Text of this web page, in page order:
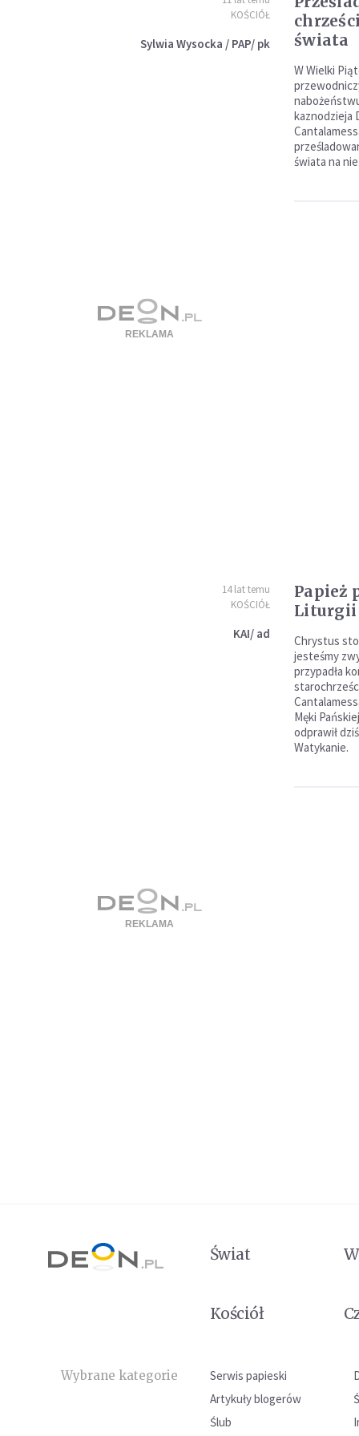
KOŚCIÓŁ
Sylwia Wysocka / PAP/ pk
świata
W Wielki
kaznodzieja
świata na nie.
14 lat temu
KOŚCIÓŁ
KAI/ ad
Papież
Liturgii
Chrystus
jesteśmy
przypadła
Męki
odprawił
Watykanie.
Świat
Kościół
Wybrane kategorie Serwis papieski
Artykuły blogerów
Ślub